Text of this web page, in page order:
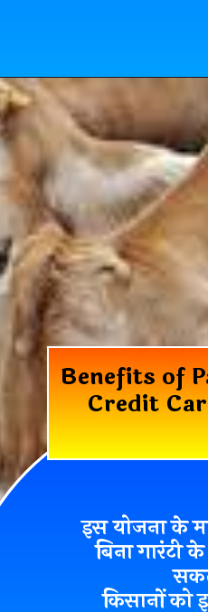
Benefits of
Credit
इस योजना के
बिना गारंटी
किसानों को